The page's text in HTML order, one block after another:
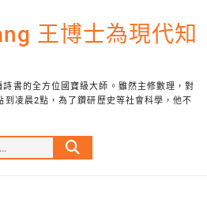
王博士為現代知
書的全方位國寶級大師。雖然主修數理，對
凌晨2點，為了鑽研歷史等社會科學，他不
Search
…